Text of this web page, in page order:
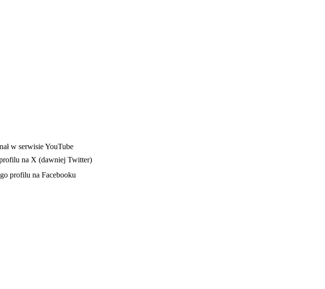
karcie
w serwisie YouTube
na X (dawniej Twitter)
karcie
profilu na Facebooku